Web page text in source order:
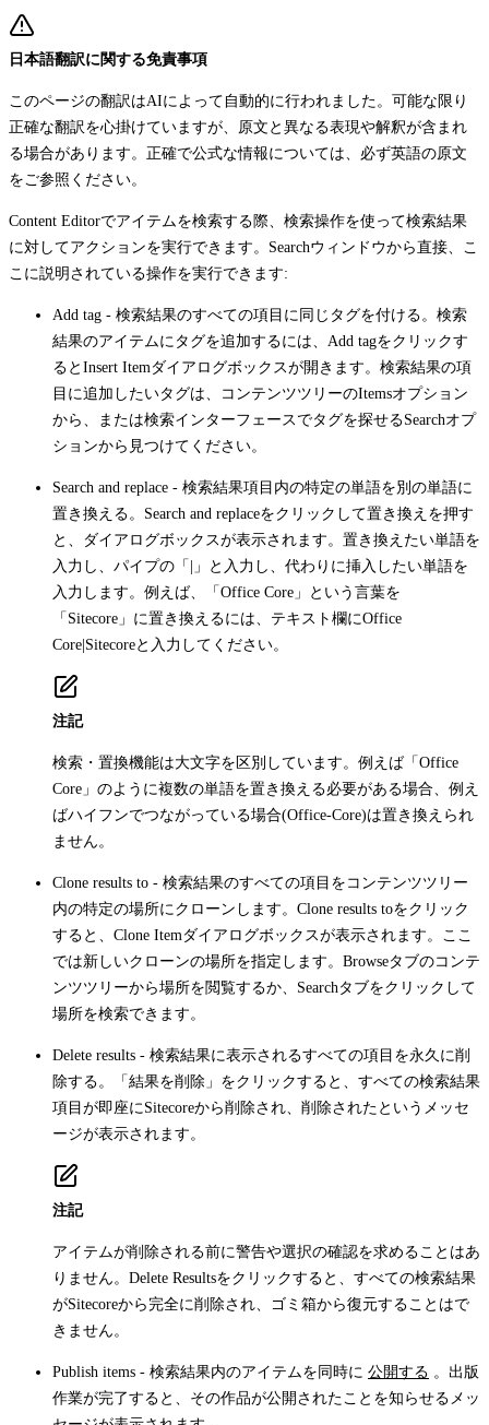
日本語翻訳に関する免責事項
このページの翻訳はAIによって自動的に行われました。可能な限り
正確な翻訳を心掛けていますが、原文と異なる表現や解釈が含まれ
る場合があります。正確で公式な情報については、必ず英語の原文
をご参照ください。
Content Editorでアイテムを検索する際、検索操作を使って検索結果
に対してアクションを実行できます。 Searchウィンドウから直接、こ
こに説明されている操作を実行できます:
Add tag - 検索結果のすべての項目に同じタグを付ける。検索
結果のアイテムにタグを追加するには、 Add tagをクリックす
ると Insert Item ダイアログボックスが開きます。検索結果の項
目に追加したいタグは、コンテンツツリーのItemsオプション
から、または検索インターフェースでタグを探せるSearchオプ
ションから見つけてください。
Search and replace - 検索結果項目内の特定の単語を別の単語に
置き換える。 Search and replaceをクリックして置き換えを押す
と、ダイアログボックスが表示されます。置き換えたい単語を
入力し、パイプの「|」と入力し、代わりに挿入したい単語を
入力します。例えば、「Office Core」という言葉を
「Sitecore」に置き換えるには、テキスト欄にOffice
Core|Sitecoreと入力してください。
注記
検索・置換機能は大文字を区別しています。例えば「Office
Core」のように複数の単語を置き換える必要がある場合、例え
ばハイフンでつながっている場合(Office-Core)は置き換えられ
ません。
Clone results to - 検索結果のすべての項目をコンテンツツリー
内の特定の場所にクローンします。 Clone results toをクリック
すると、 Clone Item ダイアログボックスが表示されます。ここ
では新しいクローンの場所を指定します。 Browseタブのコンテ
ンツツリーから場所を閲覧するか、 Search タブをクリックして
場所を検索できます。
Delete results - 検索結果に表示されるすべての項目を永久に削
除する。「結果を削除」をクリックすると、すべての検索結果
項目が即座にSitecoreから削除され、削除されたというメッセ
ージが表示されます。
注記
アイテムが削除される前に警告や選択の確認を求めることはあ
りません。 Delete Resultsをクリックすると、すべての検索結果
がSitecoreから完全に削除され、ゴミ箱から復元することはで
きません。
Publish items - 検索結果内のアイテムを同時に 公開する 。出版
作業が完了すると、その作品が公開されたことを知らせるメッ